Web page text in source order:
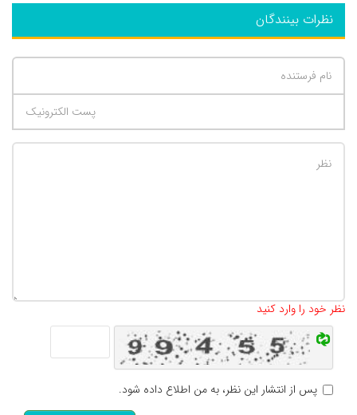
نظرات بینندگان
نظر خود را وارد کنید
پس از انتشار این نظر، به من اطلاع داده شود.